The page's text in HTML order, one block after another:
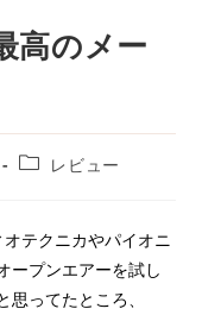
高のメー
投
テ
ゴ
リ
ー:
レビュー
テクニカやパイオニ
ープンエアーを試し
ってたところ、